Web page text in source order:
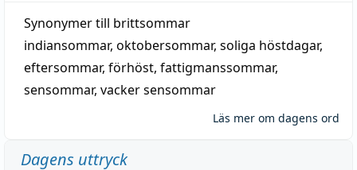
Synonymer till brittsommar
indiansommar, oktobersommar, soliga höstdagar,
eftersommar, förhöst, fattigmanssommar,
sensommar, vacker sensommar
Läs mer om dagens ord
Dagens uttryck